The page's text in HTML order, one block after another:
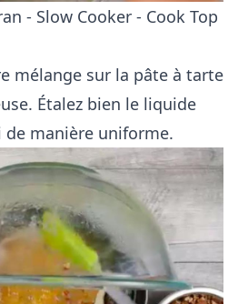
- Slow Cooker - Cook Top
mélange sur la pâte à tarte
Étalez bien le liquide
manière uniforme.